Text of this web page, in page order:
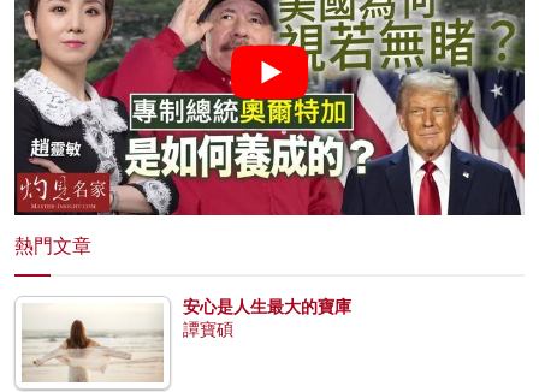
熱門文章
安心是人生最大的寶庫
譚寶碩